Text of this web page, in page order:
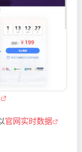
官网实时数据